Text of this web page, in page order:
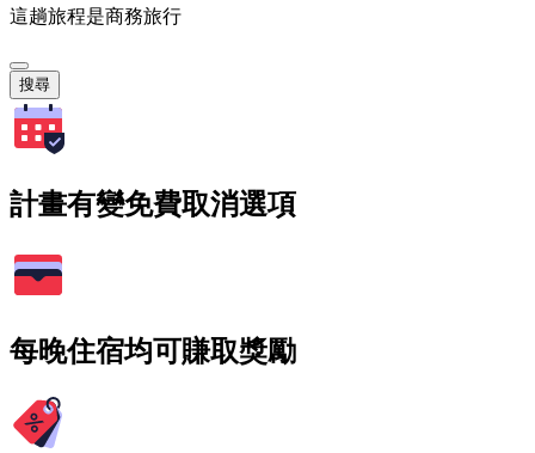
這趟旅程是商務旅行
搜尋
計畫有變免費取消選項
每晚住宿均可賺取獎勵